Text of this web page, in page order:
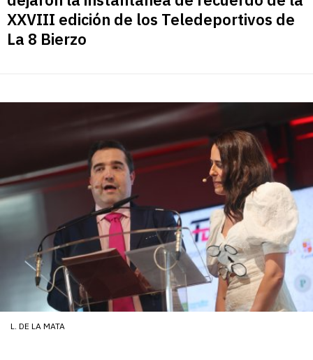
XXVIII edición de los Teledeportivos de
La 8 Bierzo
L. DE LA MATA